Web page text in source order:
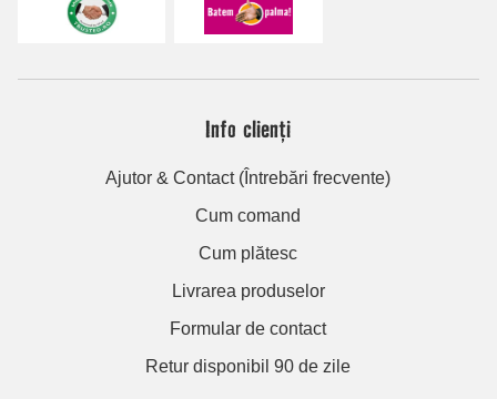
Info clienți
Ajutor & Contact (Întrebări frecvente)
Cum comand
Cum plătesc
Livrarea produselor
Formular de contact
Retur disponibil 90 de zile